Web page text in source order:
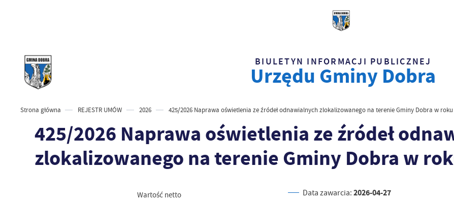
BIULETYN INFORMACJI PUBLICZNEJ
Urzędu Gminy Dobra
Strona główna REJESTR UMÓW 2026 425/2026 Naprawa oświetlenia ze źródeł odnawialnych zlokalizowanego na terenie Gminy Dobra w roku
425/2026 Naprawa oświetlenia ze źródeł
zlokalizowanego na terenie Gminy Dobra w
Wartość netto Data zawarcia:2026-04-27